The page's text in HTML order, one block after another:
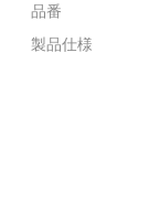
品番
製品仕様